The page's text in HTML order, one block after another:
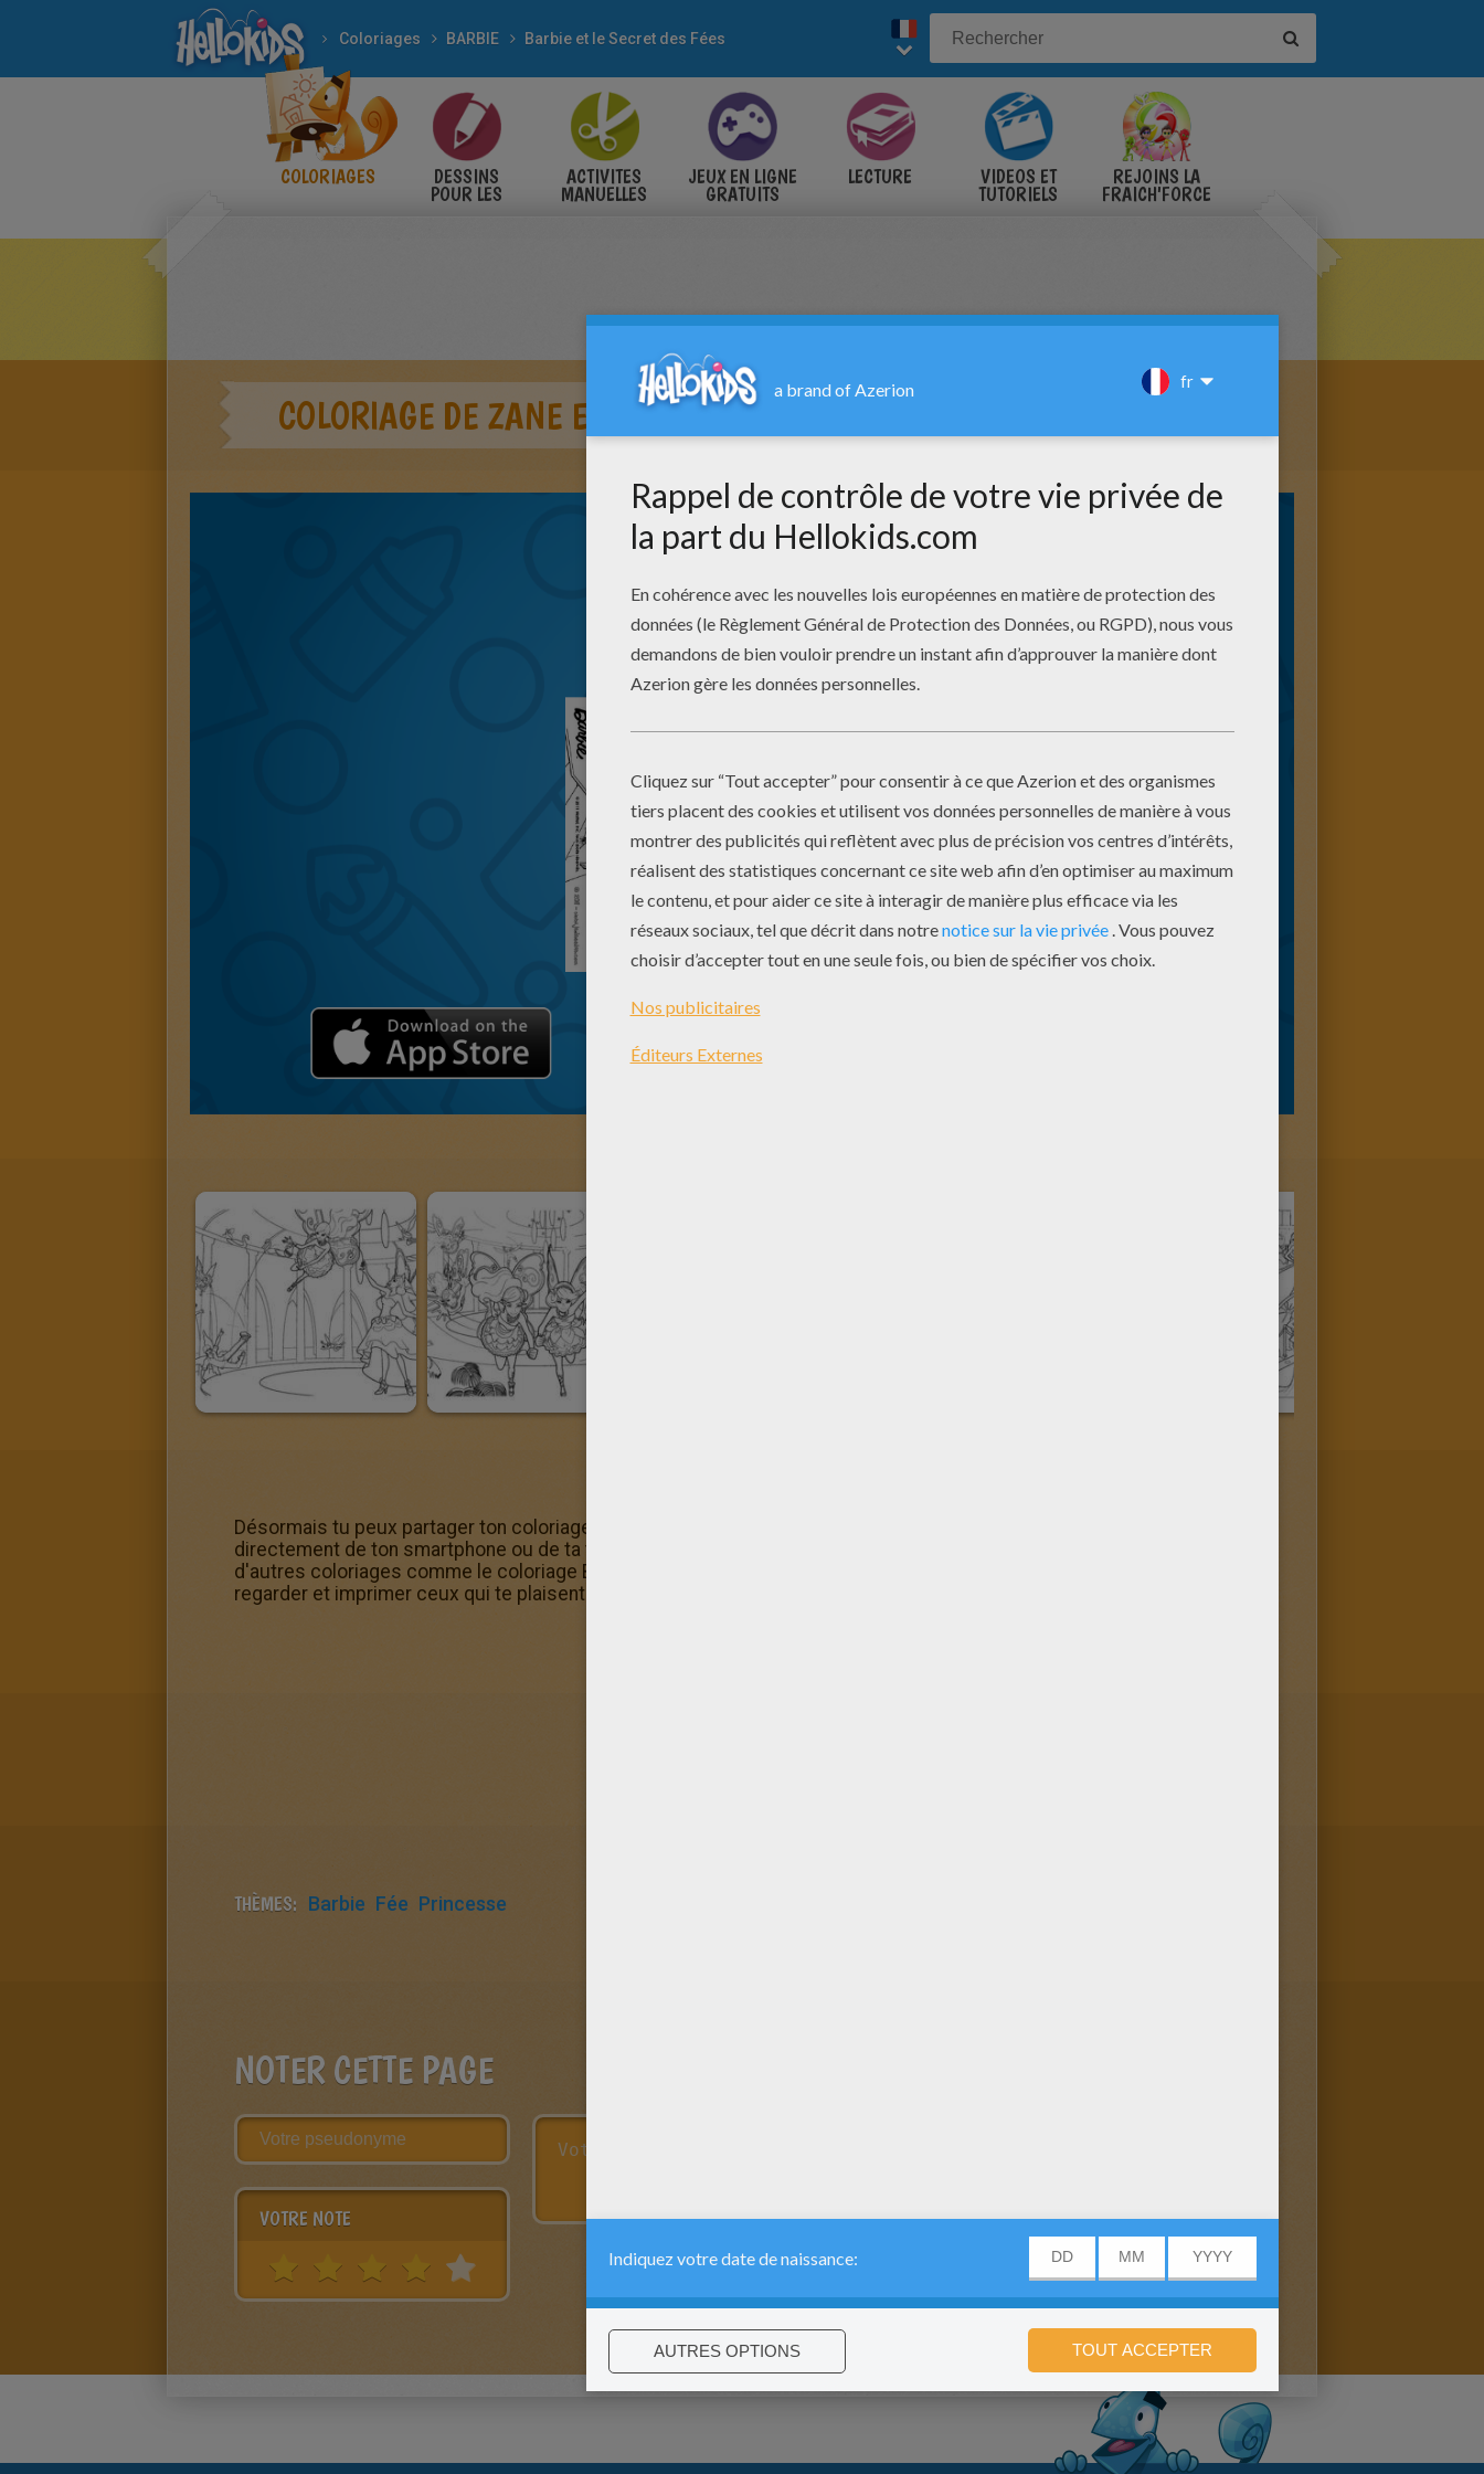
Coloriages BARBIE Barbie et le Secret des Fées
COLORIAGES DESSINS
POUR LES
ACTIVITES
MANUELLES
JEUX EN LIGNE
GRATUITS
LECTURE VIDÉOS ET
TUTORIELS
REJOINS LA
FRAICH'FORCE
COLORIAGE DE ZANE ET DE LA PRINCESSE GRACIELLA
Désormais tu peux partager ton coloriage Barbie Coloriage de Zane et de la Princesse Graciella en l'envoyant
directement de ton smartphone ou de ta tablette. La rubrique Coloriages Barbie et le Secret des Fées contient
d'autres coloriages comme le coloriage Barbie Coloriage de Zane et de la Princesse Graciella. Alors n'hésite pas à
regarder et imprimer ceux qui te plaisent le plus.
THÈMES: Barbie Fée Princesse
NOTER CETTE PAGE
VOTRE NOTE